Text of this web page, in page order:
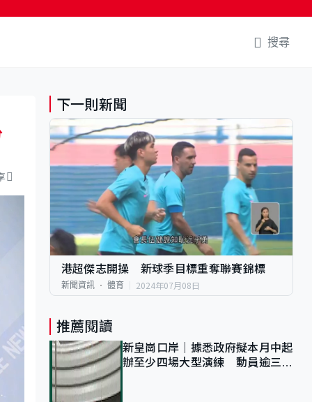
搜尋
下一則新聞
港超傑志開操 新球季目標重奪聯賽錦標
新聞資訊 體育 2024年07月08日
推薦閱讀
新皇崗口岸｜據悉政府擬本月中起
辦至少四場大型演練 動員逾三萬